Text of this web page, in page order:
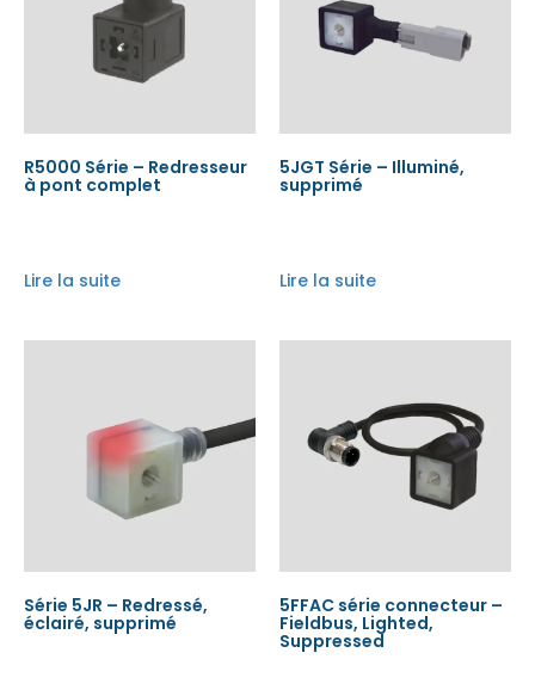
R5000 Série – Redresseur
à pont complet
Lire la suite
5JGT Série – Illuminé,
supprimé
Lire la suite
Série 5JR – Redressé,
éclairé, supprimé
5FFAC série connecteur –
Fieldbus, Lighted,
Suppressed